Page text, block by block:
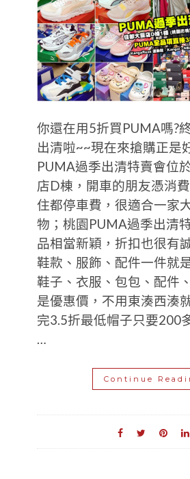
你還在用5折買PUMA嗎?
出清啦~~現在來搶購正是
PUMA過季出清特賣會位
店D棟，開車的朋友憑消
住都停車費，很適合一家
物；桃園PUMA過季出清
品相當新穎，折扣也很有
鞋款、服飾、配件一件就
鞋子、衣服、包包、配件
是優惠價，不用東湊西湊
完3.5折最低帽子只要200
…
Continue